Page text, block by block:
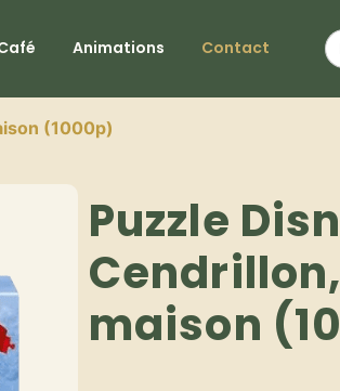
Animations Contact
(1000p)
Puzzle
maison